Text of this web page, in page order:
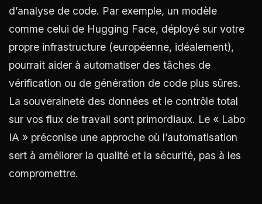
d’analyse de code. Par exemple, un modèle
comme celui de Hugging Face, déployé sur votre
propre infrastructure (européenne, idéalement),
pourrait aider à automatiser des tâches de
vérification ou de génération de code plus sûres.
La souveraineté des données et le contrôle total
sur vos flux de travail sont primordiaux. Le « Labo
IA » préconise une approche où l’automatisation
sert à améliorer la qualité et la sécurité, pas à les
compromettre.